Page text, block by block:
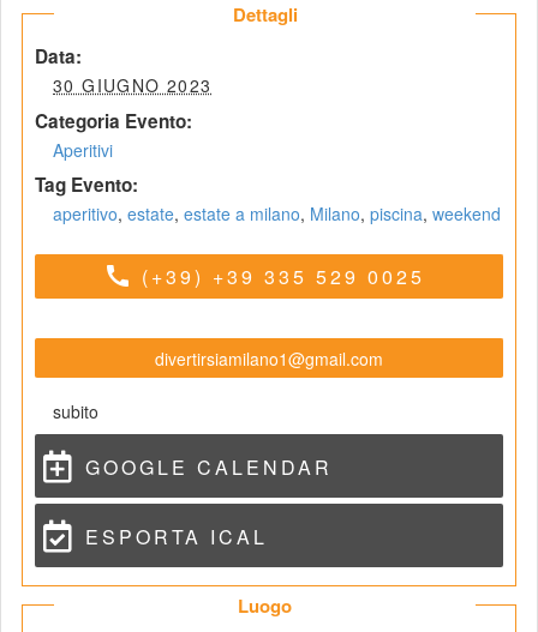
Dettagli
Data:
30 GIUGNO 2023
Categoria Evento:
Aperitivi
Tag Evento:
aperitivo, estate, estate a milano, Milano, piscina, weekend
call (+39) +39 335 529 0025
divertirsiamilano1@gmail.com
ubito
GOOGLE CALENDAR
ESPORTA ICAL
Luogo